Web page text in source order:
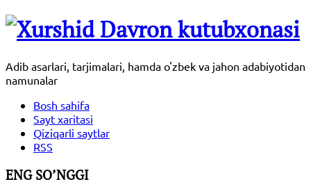
Adib asarlari, tarjimalari, hamda o'zbek va jahon adabiyotidan
namunalar
Bosh sahifa
Sayt xaritasi
Qiziqarli saytlar
RSS
ENG SO’NGGI